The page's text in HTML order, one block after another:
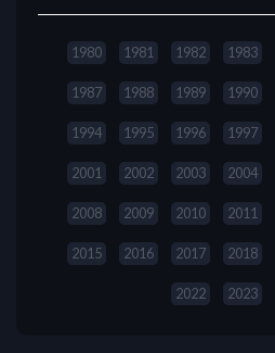
1980 1981 1982 1983
1987 1988 1989 1990
1994 1995 1996 1997
2001 2002 2003 2004
2008 2009 2010 2011
2015 2016 2017 2018
2022 2023